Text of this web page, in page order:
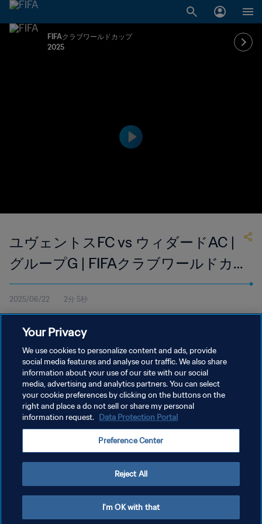
FIFAクラブワールドカップ
2025
ユヴェントスFC vs ウィダードAC |
グループG | FIFAクラブワールドカ
ップ2025 | ハイライト
2025/06/22 2分 5秒
ン・フィナンシャル・フィールドで行われたユヴェントスFC対ウ
ィダードAC戦のハイライトを視聴。
プライバシーポリシー
クッキー設定の管理
Copyright © 1994 - 2026 FIFA. All rights reserved.
Your Privacy
We use cookies to personalize content and ads, provide
social media features and analyse our traffic. We also share
information about your use of our site with our social
media, advertising and analytics partners. You can select
your cookie preferences by clicking on the buttons on the
right and place a do not sell or share my personal
information request. Data Protection Portal
Preference Center
Reject All
I'm OK with that